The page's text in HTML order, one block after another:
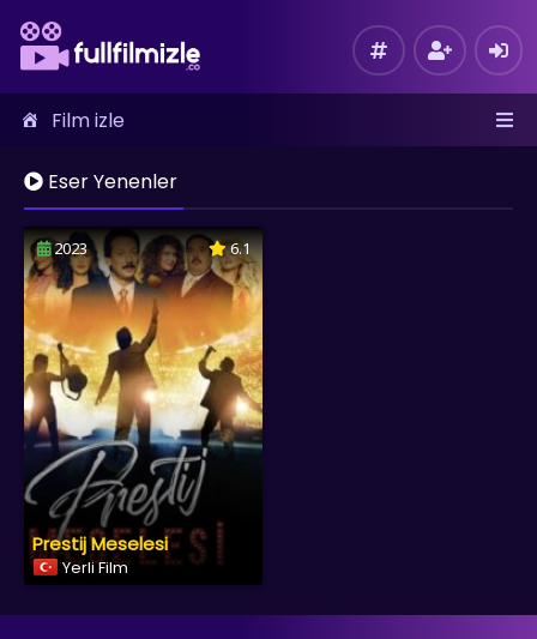
Film izle
Eser Yenenler
2023 6.1
Prestij Meselesi
Yerli Film